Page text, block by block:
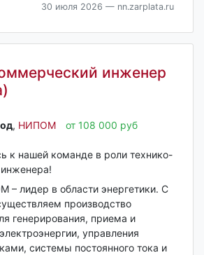
30 июля 2026 — nn.zarplata.ru
инженер
, НИПОМ от 108 000 руб
к нашей команде в роли технико-
– лидер в области энергетики. С
производство
генерирования, приема и
управления
системы постоянного тока и